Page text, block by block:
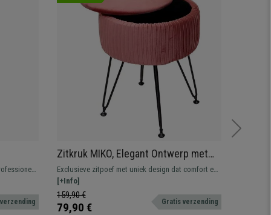
verzending
Zitkruk MIKO, Elegant Ontwerp met
opbergruimte, Roos Fluweel
Exclusieve zitpoef met uniek design dat comfort en
stijl combineert. Ideaal om uw kantoorruimte
compleet te maken.
[+Info]
159,90 €
79,90 € Gratis verzending